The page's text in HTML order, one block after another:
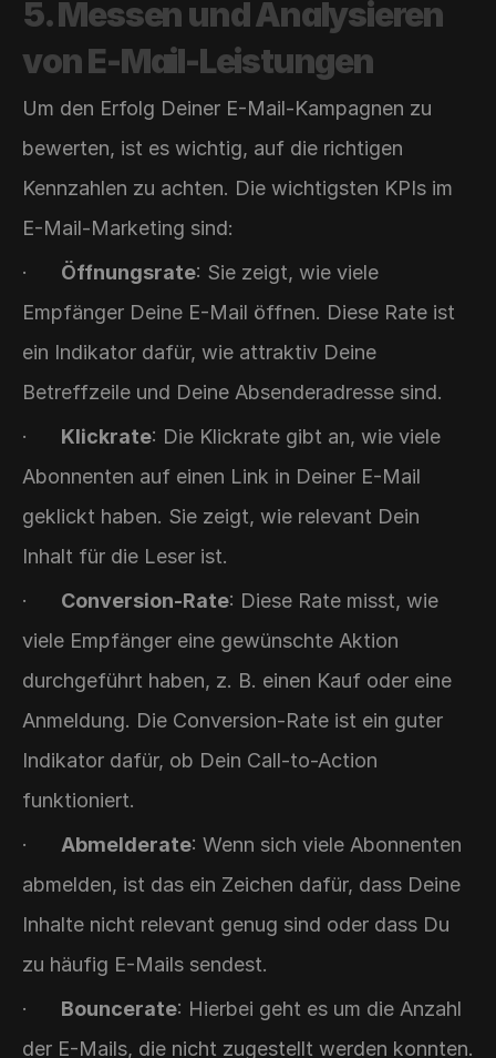
5. Messen und Analysieren
von E-Mail-Leistungen
Um den Erfolg Deiner E-Mail-Kampagnen zu
bewerten, ist es wichtig, auf die richtigen
Kennzahlen zu achten. Die wichtigsten KPIs im
E-Mail-Marketing sind:
· Öffnungsrate: Sie zeigt, wie viele
Empfänger Deine E-Mail öffnen. Diese Rate ist
ein Indikator dafür, wie attraktiv Deine
Betreffzeile und Deine Absenderadresse sind.
· Klickrate: Die Klickrate gibt an, wie viele
Abonnenten auf einen Link in Deiner E-Mail
geklickt haben. Sie zeigt, wie relevant Dein
Inhalt für die Leser ist.
· Conversion-Rate: Diese Rate misst, wie
viele Empfänger eine gewünschte Aktion
durchgeführt haben, z. B. einen Kauf oder eine
Anmeldung. Die Conversion-Rate ist ein guter
Indikator dafür, ob Dein Call-to-Action
funktioniert.
· Abmelderate: Wenn sich viele Abonnenten
abmelden, ist das ein Zeichen dafür, dass Deine
Inhalte nicht relevant genug sind oder dass Du
zu häufig E-Mails sendest.
· Bouncerate: Hierbei geht es um die Anzahl
der E-Mails, die nicht zugestellt werden konnten.